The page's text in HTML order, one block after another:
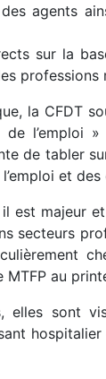
agents
sur la
professions
la CFDT
l’emploi
de tabler
et des
est majeur
secteurs
au
elles sont
hospitalier